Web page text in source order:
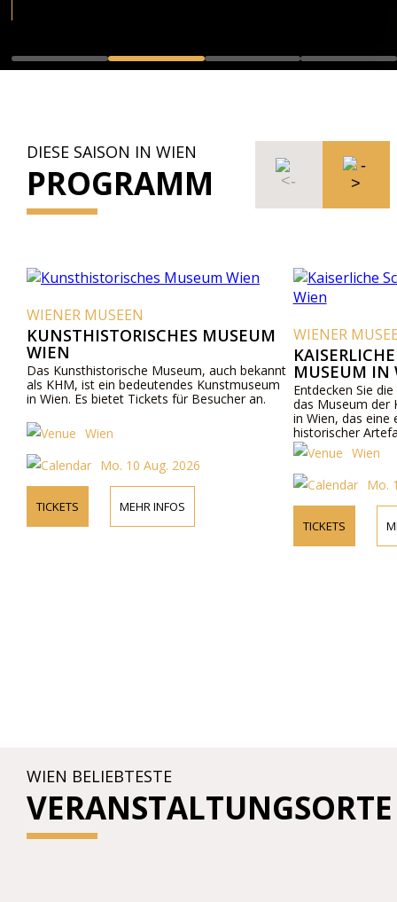
DIESE SAISON IN WIEN
PROGRAMM
WIENER MUSEEN
KUNSTHISTORISCHES MUSEUM
WIEN
Das Kunsthistorische Museum, auch bekannt
als KHM, ist ein bedeutendes Kunstmuseum
in Wien. Es bietet Tickets für Besucher an.
Wien
Mo. 10 Aug. 2026
TICKETS MEHR INFOS
WIENER
MUSEUM IN
Entdecken Sie
das Museum der
in Wien, das eine
historischer
Wien
Mo.
TICKETS
WIEN BELIEBTESTE
VERANSTALTUNGSORTE